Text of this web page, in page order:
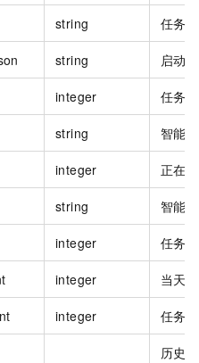
string 任务
string 启动
integer 任务
string 智能
integer 正在
string 智能
integer 任务
integer 当天
integer 任务
历史